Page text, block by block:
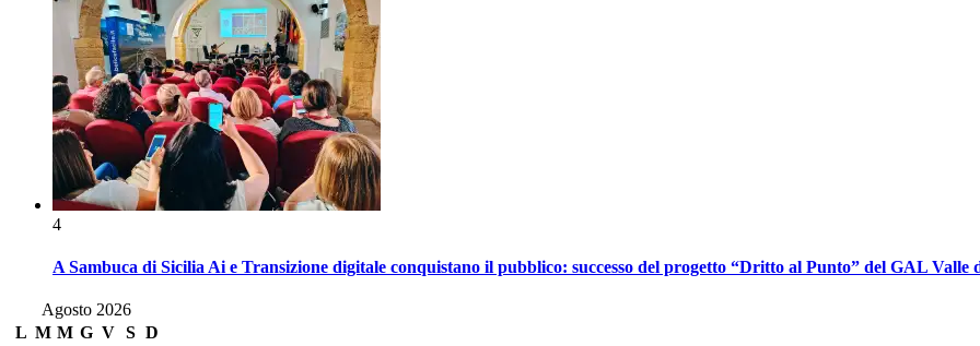
4
A Sambuca di Sicilia Ai e Transizione digitale conquistano il pubblico: successo del progetto “Dritto al Punto” del GAL Valle
Agosto 2026
L M M G V S D